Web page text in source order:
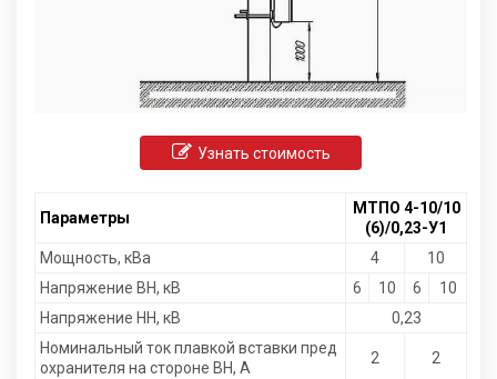
Узнать стоимость
Параметры
МТПО 4-10/10
(6)/0,23-У1
Мощность, кВа
4
10
Напряжение ВН, кВ
6 10 6
10
Напряжение НН, кВ
0,23
Номинальный ток плавкой вставки пред
охранителя на стороне ВН, А
2 2